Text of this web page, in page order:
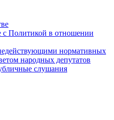
Политикой в отношении
нормативных
народных депутатов
слушания